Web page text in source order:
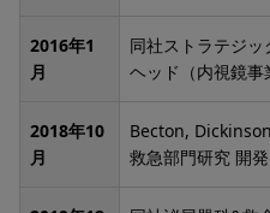
2016年1
月
同社ストラテジッ
ヘッド（内視鏡事
2018年10
月
Becton,
救急部門研究 開